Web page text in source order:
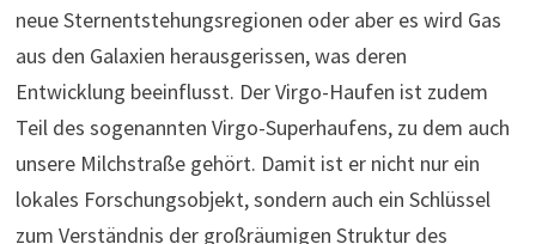
neue Sternentstehungsregionen oder aber es wird Gas
aus den Galaxien herausgerissen, was deren
Entwicklung beeinflusst. Der Virgo-Haufen ist zudem
Teil des sogenannten Virgo-Superhaufens, zu dem auch
unsere Milchstraße gehört. Damit ist er nicht nur ein
lokales Forschungsobjekt, sondern auch ein Schlüssel
zum Verständnis der großräumigen Struktur des